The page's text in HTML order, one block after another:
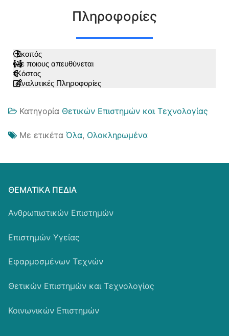
Πληροφορίες
Σκοπός
Σε ποιους απευθύνεται
Κόστος
Αναλυτικές Πληροφορίες
Κατηγορία Θετικών Επιστημών και Τεχνολογίας
Με ετικέτα Όλα, Ολοκληρωμένα
ΘΕΜΑΤΙΚΆ ΠΕΔΊΑ
Ανθρωπιστικών Επιστημών
Επιστημών Υγείας
Εφαρμοσμένων Τεχνών
Θετικών Επιστημών και Τεχνολογίας
Κοινωνικών Επιστημών